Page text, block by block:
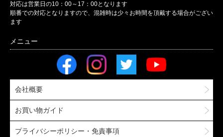
対応は営業日の10：00～17：00となります
順番での対応となりますので、混雑時は少々お時間を頂戴する場合がござい
ます
会社概要
お買い物ガイド
プライバシーポリシー・免責事項